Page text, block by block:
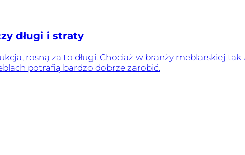
długi i straty
rosną za to długi. Chociaż w branży meblarskiej tak
potrafią bardzo dobrze zarobić.